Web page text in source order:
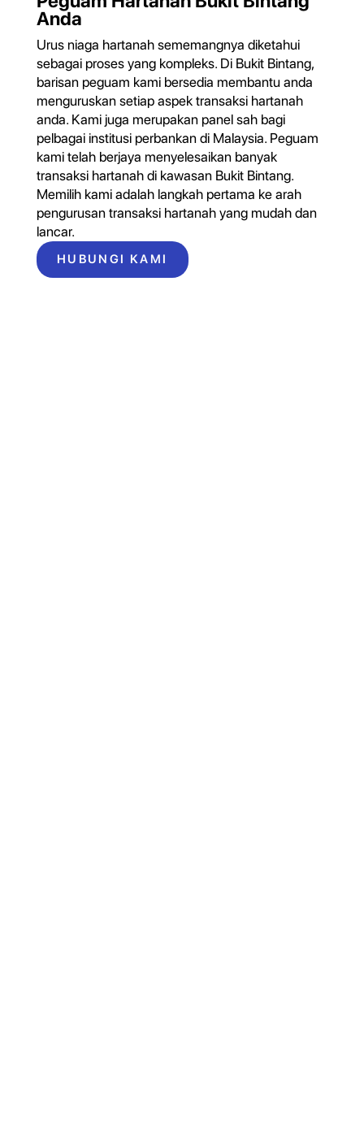
Anda
Urus niaga hartanah sememangnya diketahui
sebagai proses yang kompleks. Di Bukit Bintang,
barisan peguam kami bersedia membantu anda
menguruskan setiap aspek transaksi hartanah
anda. Kami juga merupakan panel sah bagi
pelbagai institusi perbankan di Malaysia. Peguam
kami telah berjaya menyelesaikan banyak
transaksi hartanah di kawasan Bukit Bintang.
Memilih kami adalah langkah pertama ke arah
pengurusan transaksi hartanah yang mudah dan
lancar.
HUBUNGI KAMI